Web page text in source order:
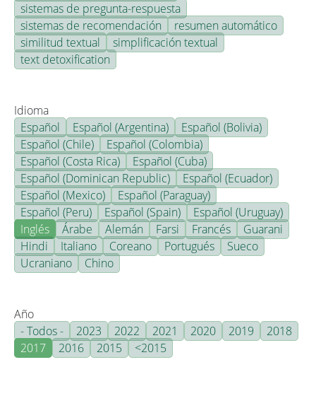
sistemas de pregunta-respuesta
sistemas de recomendación
resumen automático
similitud textual
simplificación textual
text detoxification
Idioma
Español
Español (Argentina)
Español (Bolivia)
Español (Chile)
Español (Colombia)
Español (Costa Rica)
Español (Cuba)
Español (Dominican Republic)
Español (Ecuador)
Español (Mexico)
Español (Paraguay)
Español (Peru)
Español (Spain)
Español (Uruguay)
Inglés
Árabe Alemán Farsi Francés
Guarani
Hindi
Italiano Coreano Portugués
Sueco
Ucraniano
Chino
Año
- Todos -
2023 2022 2021 2020 2019
2018
2017
2016 2015 <2015